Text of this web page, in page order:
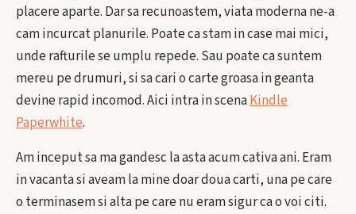
placere aparte. Dar sa recunoastem, viata moderna ne-a
cam incurcat planurile. Poate ca stam in case mai mici,
unde rafturile se umplu repede. Sau poate ca suntem
mereu pe drumuri, si sa cari o carte groasa in geanta
devine rapid incomod. Aici intra in scenaKindle
Paperwhite.
Am inceput sa ma gandesc la asta acum cativa ani. Eram
in vacanta si aveam la mine doar doua carti, una pe care
o terminasem si alta pe care nu eram sigur ca o voi citi.